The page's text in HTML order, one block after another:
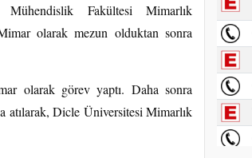
Mühendislik Fakültesi Mimarlık
olarak mezun olduktan sonra
olarak görev yaptı. Daha sonra
atılarak, Dicle Üniversitesi Mimarlık